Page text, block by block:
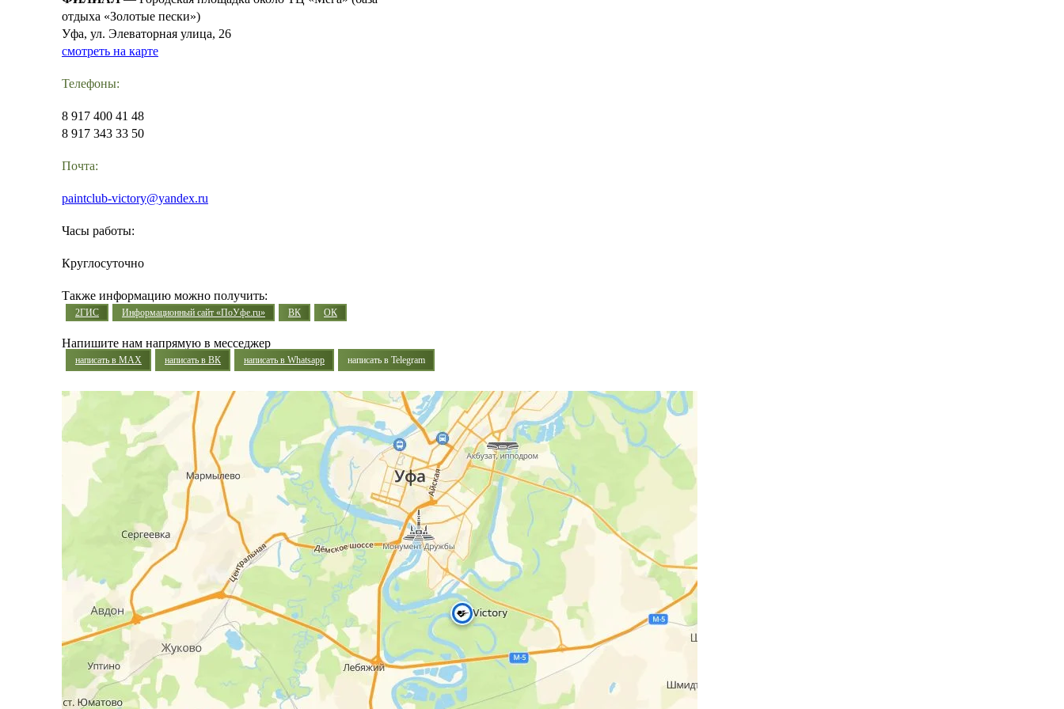
отдыха «Золотые пески»)
Уфа, ул. Элеваторная улица, 26
смотреть на карте
Телефоны:
8 917 400 41 48
8 917 343 33 50
Почта:
paintclub-victory@yandex.ru
Часы работы:
Круглосуточно
Также информацию можно получить:
2ГИС Информационный сайт «ПоУфе.ru» ВК ОК
Напишите нам напрямую в месседжер
написать в MAX написать в ВК написать в Whatsapp написать в Telegram